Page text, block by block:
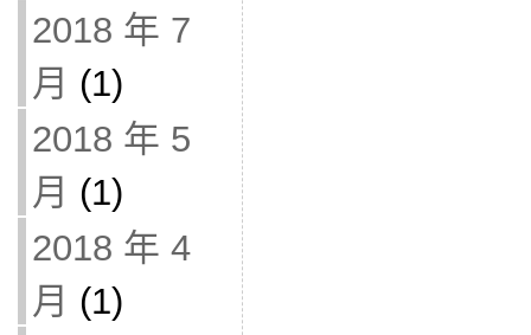
2018 年 7
月 (1)
2018 年 5
月 (1)
2018 年 4
月 (1)